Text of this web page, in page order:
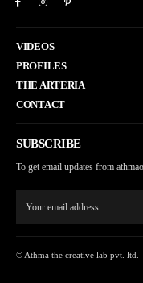
VIDEOS
PROFILES
THE ARTERIA
CONTACT
SUBSCRIBE
To get email updates from
© Athma the creative lab pvt. ltd.